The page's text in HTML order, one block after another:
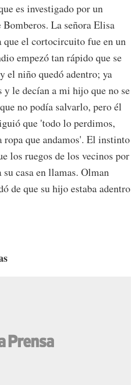
es investigado por un
La señora Elisa
que el cortocircuito fue en un
empezó tan rápido que se
el niño quedó adentro; ya
y le decían a mi hijo que no se
no podía salvarlo, pero él
que 'todo lo perdimos,
ropa que andamos'. El instinto
los ruegos de los vecinos por
casa en llamas. Olman
de que su hijo estaba adentro